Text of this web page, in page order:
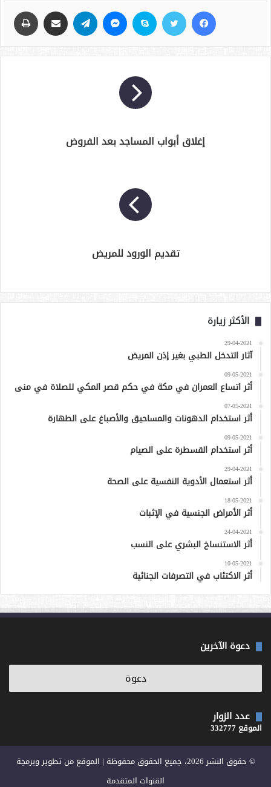
إغلاق أبواب المساجد بعد الفروض
تقديم الورود للمريض
الأكثر زيارة
29-04-2021
آثار التدخل الطبي بغير إذن المريض
09-05-2021
أثر اتساع العمران في مكة في حكم قصر المكي للصلاة في منى
07-05-2021
أثر استخدام الدهونات والمساحيق والأصباغ على الطهارة
09-05-2021
أثر استخدام القسطرة على الصيام
29-04-2021
أثر استعمال الأدوية النفسية على الصحة
18-05-2021
أثر الأمراض الجنسية في الإثبات
24-04-2021
أثر الاستنساخ البشري على النسب
10-05-2021
أثر الاكتئاب في التصرفات الجنائية
دعوة الآخرين
عدد الزوار
الموقع 332777
© حقوق النشر 2026، جميع الحقوق محفوظة | الموقع من تطوير وبرمجة
القنوات المتقدمة